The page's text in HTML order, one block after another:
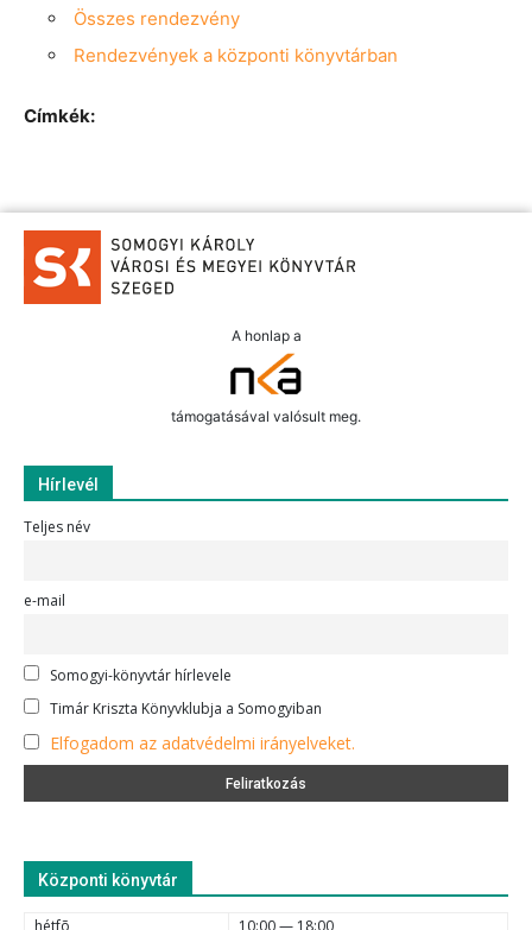
Összes rendezvény
Rendezvények a központi könyvtárban
Címkék:
A honlap a
támogatásával valósult meg.
Hírlevél
Teljes név
e-mail
Somogyi-könyvtár hírlevele
Timár Kriszta Könyvklubja a Somogyiban
Elfogadom az adatvédelmi irányelveket.
Központi könyvtár
hétfõ 10:00 — 18:00